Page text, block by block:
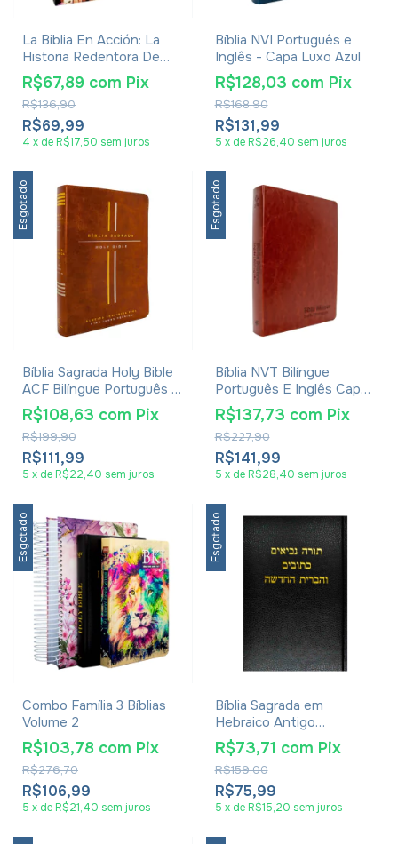
La Biblia En Acción: La
Historia Redentora De
Dios (Versión En Español)
- Tapa Dura
R$69,99
R$136,90
R$67,89 com Pix
4 x de R$17,50 sem juros
Bíblia NVI Português e
Inglês - Capa Luxo Azul
R$131,99
R$168,90
R$128,03 com Pix
5 x de R$26,40 sem juros
Esgotado
Bíblia Sagrada Holy Bible
ACF Bilíngue Português E
Inglês Capa Luxo Marrom
R$111,99
R$199,90
R$108,63 com Pix
5 x de R$22,40 sem juros
Esgotado
Bíblia NVT Bilíngue
Português E Inglês Capa
Luxo Avelã
R$141,99
R$227,90
R$137,73 com Pix
5 x de R$28,40 sem juros
Esgotado
Combo Família 3 Bíblias
Volume 2
R$106,99
R$276,70
R$103,78 com Pix
5 x de R$21,40 sem juros
Esgotado
Bíblia Sagrada em
Hebraico Antigo
Testamento Capa Dura
Preta
R$75,99
R$159,00
R$73,71 com Pix
5 x de R$15,20 sem juros